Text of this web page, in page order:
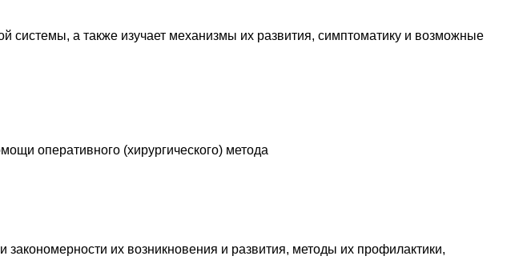
системы, а также изучает механизмы их развития, симптоматику и возможные
оперативного (хирургического) метода
их возникновения и развития, методы их профилактики,